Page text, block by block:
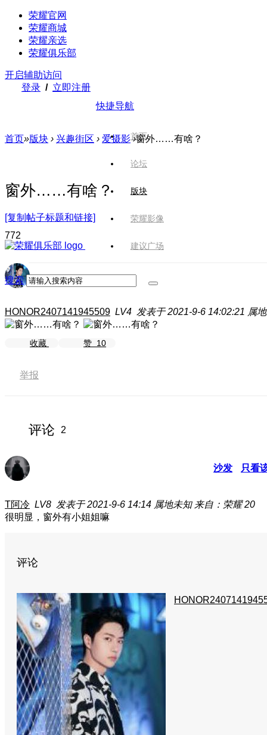
荣耀官网
荣耀商城
荣耀亲选
荣耀俱乐部
开启辅助访问
登录 / 立即注册
快捷导航
首页
论坛
版块
荣耀影像
建议广场
搜索
首页»版块 › 兴趣街区 › 爱摄影 ›窗外……有啥？
窗外……有啥？
[复制帖子标题和链接]
772
HONOR2407141945509 LV4 发表于 2021-9-6 14:02:21 属
收藏 赞 10
举报
评论 2
沙发 只看
T阿冷 LV8 发表于 2021-9-6 14:14 属地未知 来自：荣耀 20
很明显，窗外有小姐姐嘛
评论